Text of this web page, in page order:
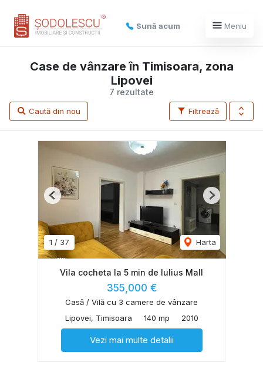
Sună acum Meniu
7 rezultate
Case de vânzare în Timisoara, zona
Lipovei
Filtrează
Caută din nou
1 / 37 Harta
Previous Next
Vila cocheta la 5 min de Iulius Mall
355,000 €
Casă / Vilă cu 3 camere de vânzare
Lipovei, Timisoara
140 mp 2010
Vezi mai multe detalii